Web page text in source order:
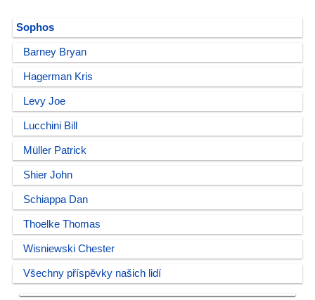
Sophos
Barney Bryan
Hagerman Kris
Levy Joe
Lucchini Bill
Müller Patrick
Shier John
Schiappa Dan
Thoelke Thomas
Wisniewski Chester
Všechny příspěvky našich lidí